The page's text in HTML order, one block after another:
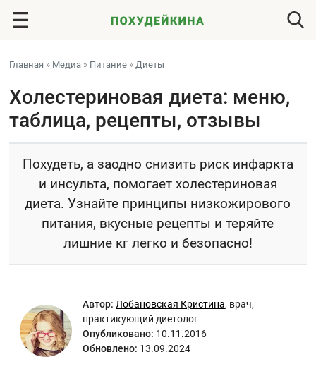
Главная » Медиа » Питание »Диеты
Холестериновая диета: меню,
таблица, рецепты, отзывы
Похудеть, а заодно снизить риск инфаркта
и инсульта, помогает холестериновая
диета. Узнайте принципы низкожирового
питания, вкусные рецепты и теряйте
лишние кг легко и безопасно!
Автор: Лобановская Кристина, врач,
практикующий диетолог
Опубликовано: 10.11.2016
Обновлено: 13.09.2024